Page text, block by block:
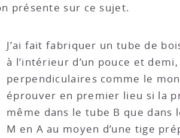
présente sur ce sujet.
J’ai fait fabriquer un tube de
à l’intérieur d’un pouce et
perpendiculaires comme le
éprouver en premier lieu si la
même dans le tube B que dans
M en A au moyen d’une tige